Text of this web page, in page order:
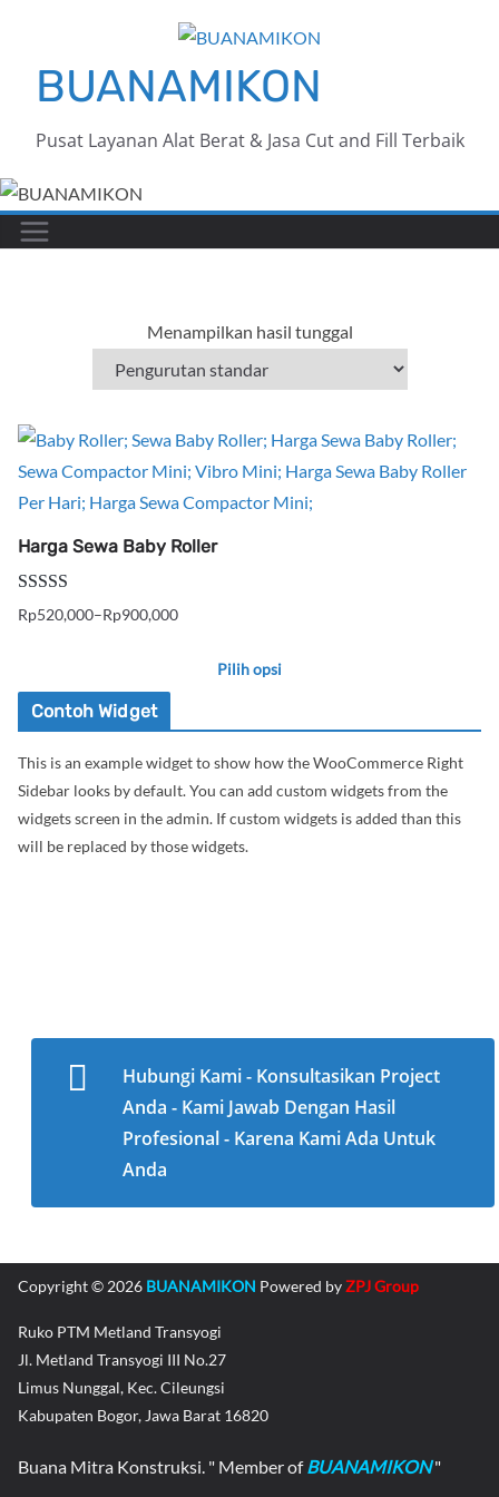
contentBUANAMIKON
Pusat Layanan Alat Berat & Jasa Cut and Fill Terbaik
Menampilkan hasil tunggal
Harga Sewa Baby Roller
Dinilai5.00
Rp520,000–Rp900,000
Rentang
hingga
Rp900,000
Pilih opsi
Produk
ini
memiliki
beberapa
varian.
produk
Contoh Widget
This is an example widget to show how the WooCommerce Right
Sidebar looks by default. You can add custom widgets from the
widgets screen in the admin. If custom widgets is added than this
will be replaced by those widgets.
Hubungi Kami - Konsultasikan Project
Anda - Kami Jawab Dengan Hasil
Profesional - Karena Kami Ada Untuk
Anda
Copyright © 2026 BUANAMIKON Powered byZPJ Group
Ruko PTM Metland Transyogi
Jl. Metland Transyogi III No.27
Limus Nunggal, Kec. Cileungsi
Kabupaten Bogor, Jawa Barat 16820
Buana Mitra Konstruksi. " Member ofBUANAMIKON"